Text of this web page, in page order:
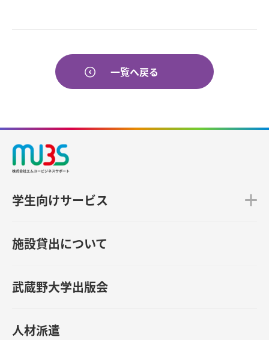
一覧へ戻る
学生向けサービス
施設貸出について
武蔵野大学出版会
人材派遣